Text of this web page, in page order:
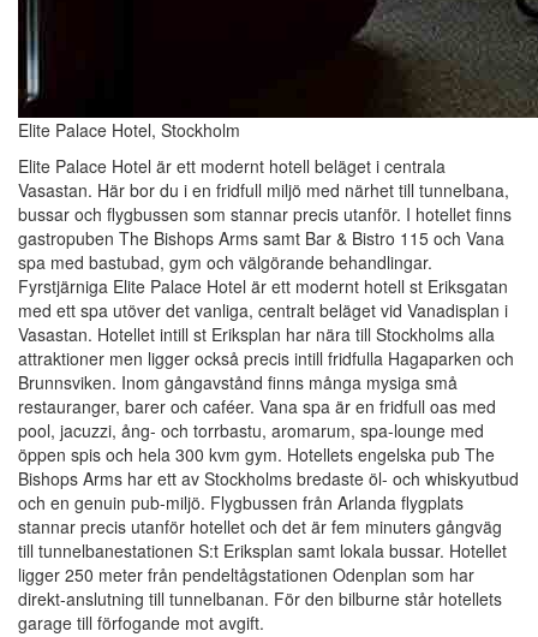
Elite Palace Hotel, Stockholm
Elite Palace Hotel är ett modernt hotell beläget i centrala
Vasastan. Här bor du i en fridfull miljö med närhet till tunnelbana,
bussar och flygbussen som stannar precis utanför. I hotellet finns
gastropuben The Bishops Arms samt Bar & Bistro 115 och Vana
spa med bastubad, gym och välgörande behandlingar.
Fyrstjärniga Elite Palace Hotel är ett modernt hotell st Eriksgatan
med ett spa utöver det vanliga, centralt beläget vid Vanadisplan i
Vasastan. Hotellet intill st Eriksplan har nära till Stockholms alla
attraktioner men ligger också precis intill fridfulla Hagaparken och
Brunnsviken. Inom gångavstånd finns många mysiga små
restauranger, barer och caféer. Vana spa är en fridfull oas med
pool, jacuzzi, ång- och torrbastu, aromarum, spa-lounge med
öppen spis och hela 300 kvm gym. Hotellets engelska pub The
Bishops Arms har ett av Stockholms bredaste öl- och whiskyutbud
och en genuin pub-miljö. Flygbussen från Arlanda flygplats
stannar precis utanför hotellet och det är fem minuters gångväg
till tunnelbanestationen S:t Eriksplan samt lokala bussar. Hotellet
ligger 250 meter från pendeltågstationen Odenplan som har
direkt-anslutning till tunnelbanan. För den bilburne står hotellets
garage till förfogande mot avgift.